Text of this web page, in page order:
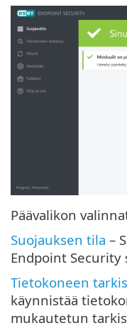
Päävalikon
Suojauksen tila –
Endpoint Security
Tietokoneen
käynnistää
mukautetun